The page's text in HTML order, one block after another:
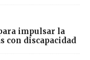
impulsar la
con discapacidad